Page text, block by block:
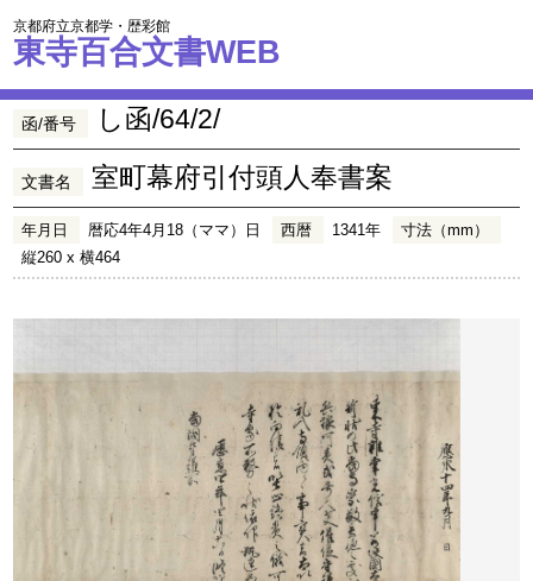
京都府立京都学・歴彩館
東寺百合文書WEB
函/番号 し函/64/2/
文書名 室町幕府引付頭人奉書案
年月日 暦応4年4月18（ママ）日 西暦 1341年
寸法（mm）
縦260 x 横464